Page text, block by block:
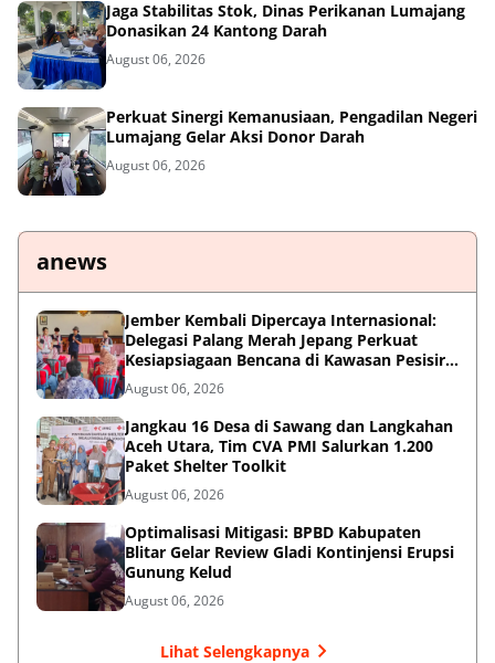
Jaga Stabilitas Stok, Dinas Perikanan Lumajang
Donasikan 24 Kantong Darah
August 06, 2026
Perkuat Sinergi Kemanusiaan, Pengadilan Negeri
Lumajang Gelar Aksi Donor Darah
August 06, 2026
anews
Jember Kembali Dipercaya Internasional:
Delegasi Palang Merah Jepang Perkuat
Kesiapsiagaan Bencana di Kawasan Pesisir
dan Sekolah
August 06, 2026
Jangkau 16 Desa di Sawang dan Langkahan
Aceh Utara, Tim CVA PMI Salurkan 1.200
Paket Shelter Toolkit
August 06, 2026
Optimalisasi Mitigasi: BPBD Kabupaten
Blitar Gelar Review Gladi Kontinjensi Erupsi
Gunung Kelud
August 06, 2026
Lihat Selengkapnya